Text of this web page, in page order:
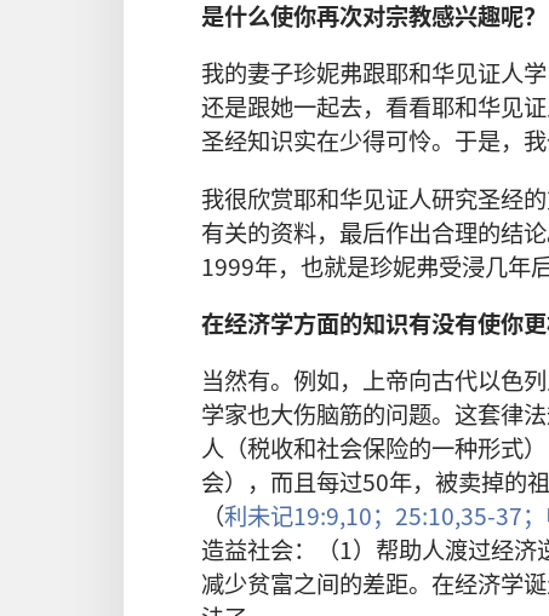
是什么使你再次对宗教感兴趣呢？
我的妻子珍妮弗跟耶和华见证人
还是跟她一起去，看看耶和华见
圣经知识实在少得可怜。于是，
我很欣赏耶和华见证人研究圣经
有关的资料，最后作出合理的结
1999年，也就是珍妮弗受浸几年
在经济学方面的知识有没有使你更
当然有。例如，上帝向古代以色
学家也大伤脑筋的问题。这套律
人（税收和社会保险的一种形式
会），而且每过50年，被卖掉的
（利未记19:9,10； 25:10,35-37；
造益社会：（1）帮助人渡过经济
减少贫富之间的差距。在经济学